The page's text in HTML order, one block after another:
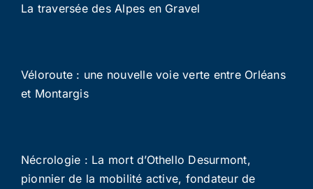
La traversée des Alpes en Gravel
Véloroute : une nouvelle voie verte entre Orléans
et Montargis
Nécrologie : La mort d’Othello Desurmont,
pionnier de la mobilité active, fondateur de